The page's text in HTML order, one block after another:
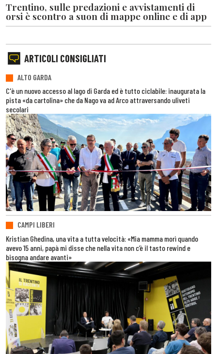
Trentino, sulle predazioni e avvistamenti di
orsi è scontro a suon di mappe online e di app
ARTICOLI CONSIGLIATI
ALTO GARDA
C'è un nuovo accesso al lago di Garda ed è tutto ciclabile: inaugurata la
pista «da cartolina» che da Nago va ad Arco attraversando uliveti
secolari
CAMPI LIBERI
Kristian Ghedina, una vita a tutta velocità: «Mia mamma morì quando
avevo 15 anni, papà mi disse che nella vita non c’è il tasto rewind e
bisogna andare avanti»